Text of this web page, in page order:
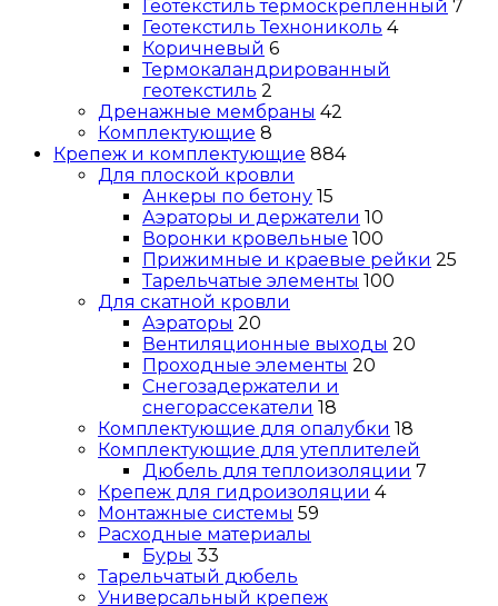
Геотекстиль термоскрепленный 7
Геотекстиль Технониколь 4
Коричневый 6
Термокаландрированный
геотекстиль 2
Дренажные мембраны 42
Комплектующие 8
Крепеж и комплектующие 884
Для плоской кровли
Анкеры по бетону 15
Аэраторы и держатели 10
Воронки кровельные 100
Прижимные и краевые рейки 25
Тарельчатые элементы 100
Для скатной кровли
Аэраторы 20
Вентиляционные выходы 20
Проходные элементы 20
Снегозадержатели и
снегорассекатели 18
Комплектующие для опалубки 18
Комплектующие для утеплителей
Дюбель для теплоизоляции 7
Крепеж для гидроизоляции 4
Монтажные системы 59
Расходные материалы
Буры 33
Тарельчатый дюбель
Универсальный крепеж